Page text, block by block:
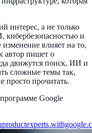
интерес, а не только
кибербезопасностью и
влияет на то,
автор пишет о
движутся поиск, ИИ и
сложные темы так,
прочитать.
Google